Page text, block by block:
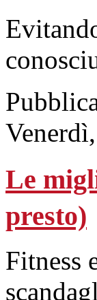
Le
presto)
Fitness